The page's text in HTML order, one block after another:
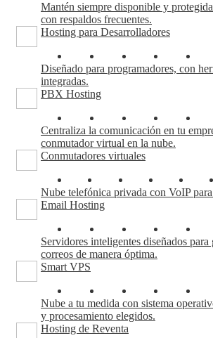
Mantén siempre disponible y
con respaldos frecuentes.
Hosting para Desarrolladores
Diseñado para programadores, con
integradas.
PBX Hosting
Centraliza la comunicación en tu
conmutador virtual en la nube.
Conmutadores virtuales
Nube telefónica privada con VoIP
Email Hosting
Servidores inteligentes diseñados para
correos de manera óptima.
Smart VPS
Nube a tu medida con sistema
y procesamiento elegidos.
Hosting de Reventa